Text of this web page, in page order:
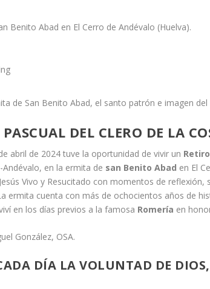
de San Benito Abad, el santo patrón e imagen del
DEL CLERO DE LA
abril de 2024 tuve la oportunidad de vivir un
Andévalo, en la ermita de san Benito Abad en El
Vivo y Resucitado con momentos de
ermita cuenta con más de ochocientos años de
en los días previos a la famosa Romería en
González, OSA.
DÍA LA VOLUNTAD DE